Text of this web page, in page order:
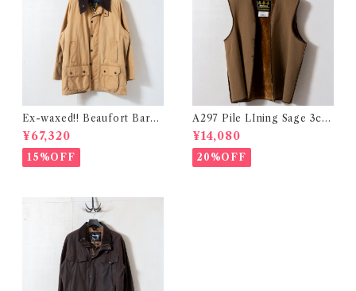
Ex-waxed!! Beaufort Bark
3crest c50 @1992 e2338c
¥67,320
15%OFF
A297 Pile LIning Sage 3cre
st c42 @1942 e3072c
¥14,080
20%OFF